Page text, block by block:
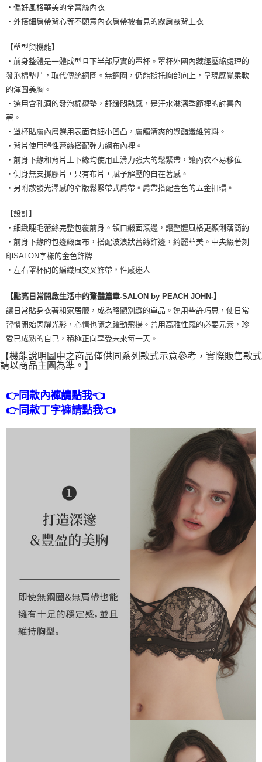
・偏好風格華美的全蕾絲內衣
・外搭細肩帶背心等不願意內衣肩帶被看見的露肩露背上衣
【塑型與機能】
・前身整體是一體成型且下半部厚實的罩杯。罩杯外圍內藏經壓縮處理的
發泡棉墊片，取代傳統鋼圈。無鋼圈，仍能撐托胸部向上，呈現感覺柔軟
的渾圓美胸。
・選用含孔洞的發泡棉襯墊，舒緩悶熱感，是汗水淋漓季節裡的討喜內
著。
・罩杯貼膚內層選用表面有細小凹凸，膚觸清爽的聚酯纖維質料。
・背片使用彈性蕾絲搭配彈力網布內裡。
・前身下緣和背片上下緣均使用止滑力強大的鬆緊帶，讓內衣不易移位
・側身無支撐膠片，只有布片，賦予解壓的自在著感。
・另附散發光澤感的窄版鬆緊帶式肩帶。肩帶搭配金色的五金扣環。
【設計】
・細緻睫毛蕾絲完整包覆前身。領口緞面滾邊，讓整體風格更顯俐落簡約
・前身下緣的包邊緞面布，搭配波浪狀蕾絲飾邊，綺麗華美。中央綴著刻
印SALON字樣的金色飾牌
・左右罩杯間的編織風交叉飾帶，性感迷人
【點亮日常開啟生活中的驚豔篇章-SALON by PEACH JOHN-】
讓日常貼身衣著和家居服，成為略顯別緻的單品。運用些許巧思，使日常
習慣開始閃耀光彩，心情也隨之躍動飛揚。善用高雅性感的必要元素，珍
愛已成熟的自己，積極正向享受未來每一天。
【機能說明圖中之商品僅供同系列款式示意參考，實際販售款式
請以商品主圖為準。】
👉同款內褲請點我👈
👉同款丁字褲請點我👈